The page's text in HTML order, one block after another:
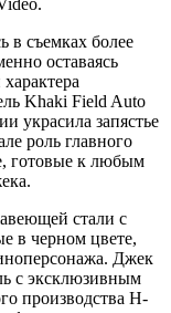
в съемках более
оставаясь
Khaki Field Auto
украсила запястье
роль главного
готовые к любым
стали с
в черном цвете,
Джек
с эксклюзивным
производства H-